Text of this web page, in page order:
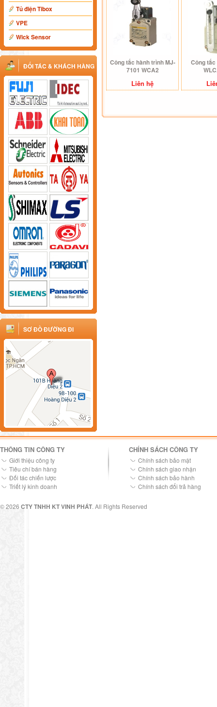
Tủ điện Tibox
VPE
Wick Sensor
ĐỐI TÁC & KHÁCH HÀNG
SƠ ĐỒ ĐƯỜNG ĐI
Công tắc hành trình MJ-
7101 WCA2
Liên hệ
Công
THÔNG TIN CÔNG TY
Giới thiệu công ty
Tiêu chí bán hàng
Đối tác chiến lược
Triết lý kinh doanh
CHÍNH SÁCH CÔNG TY
Chính sách bảo mật
Chính sách giao nhận
Chính sách bảo hành
Chính sách đổi trả hàng
© 2026 CTY TNHH KT VINH PHÁT. All Rights Reserved